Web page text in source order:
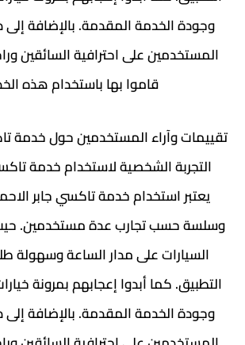
وجودة الخدمة المقدمة. بالإضافة
المستخدمين على احترافية السائقين
قاموا بها باستخدام هذه
تقييمات وآراء المستخدمين حول خدمة
التجربة الشخصية لاستخدام خدمة
يعتبر استخدام خدمة تاكسي جابر
وسلسة حسب تجارب عدة مستخدمين. حيث
السيارات على مدار الساعة وسهولة
التطبيق. كما أبدوا إعجابهم بمرونة
وجودة الخدمة المقدمة. بالإضافة